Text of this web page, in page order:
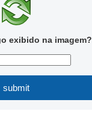
exibido na imagem?
submit